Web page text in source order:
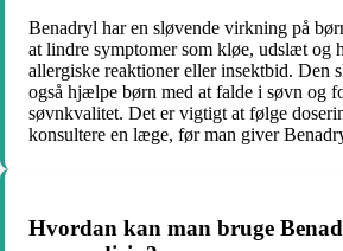
Benadryl har en sløvende virkning på
at lindre symptomer som kløe, udslæt og
allergiske reaktioner eller insektbid. Den
også hjælpe børn med at falde i søvn og
søvnkvalitet. Det er vigtigt at følge
konsultere en læge, før man giver
Hvordan kan man bruge